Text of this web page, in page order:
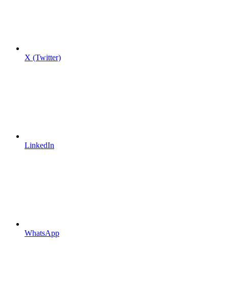
X (Twitter)
LinkedIn
WhatsApp